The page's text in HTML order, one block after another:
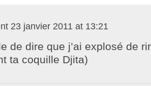
23 janvier 2011 at 13:21
de dire que j’ai explosé de
ta coquille Djita)